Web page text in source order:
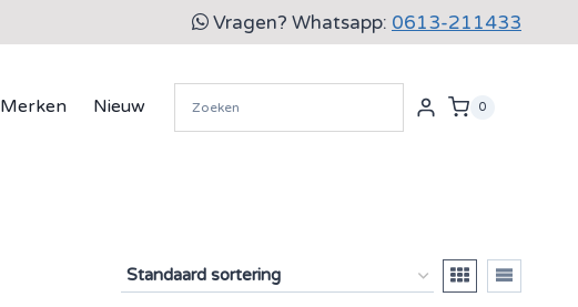
Vragen? Whatsapp: 0613-211433
Merken Nieuw 0